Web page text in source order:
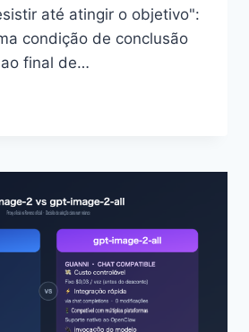
até atingir o objetivo":
condição de conclusão
final de…